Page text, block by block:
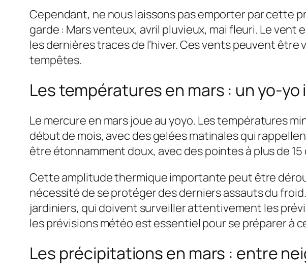
Cependant, ne nous laissons pas emporter par cette
garde : Mars venteux, avril pluvieux, mai fleuri. Le
les dernières traces de l’hiver. Ces vents peuvent
tempêtes.
Les températures en mars : un yo-
Le mercure en mars joue au yoyo. Les températures
début de mois, avec des gelées matinales qui
être étonnamment doux, avec des pointes à plus de
Cette amplitude thermique importante peut être
nécessité de se protéger des derniers assauts du
jardiniers, qui doivent surveiller attentivement les
les prévisions météo est essentiel pour se préparer à
Les précipitations en mars : entre